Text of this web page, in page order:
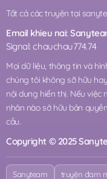
Tất cả các truyện tại
Email khieu nai:
Signal: chauchau774.74
Mọi dữ liệu, thông tin và
chúng tôi không sỡ hữu
nội dung hiển thị. Nếu
nhân nào sở hữu bản
cầu.
Copyright © 2025
Sanyteam truyện đam